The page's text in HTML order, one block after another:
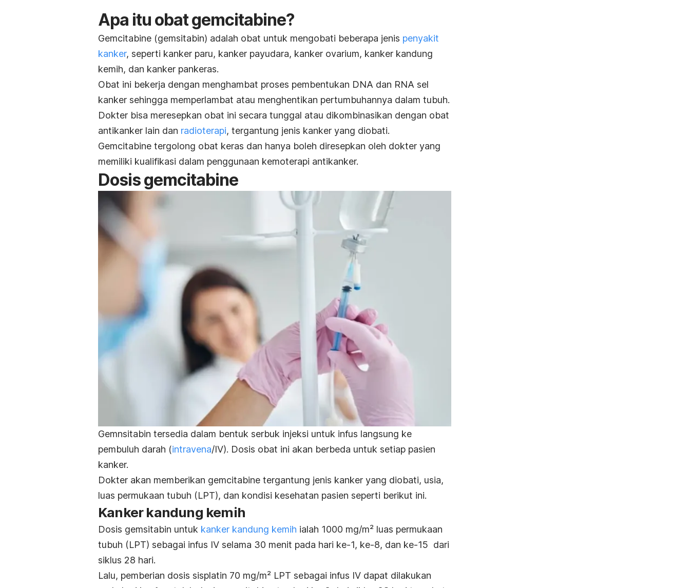
Apa itu obatgemcitabine?
Gemcitabine (gemsitabin) adalah obat untuk mengobati beberapa jenis penyakit
kanker, seperti kanker paru, kanker payudara, kanker ovarium, kanker kandung
kemih, dan kanker pankeras.
Obat ini bekerja dengan menghambat proses pembentukan DNA dan RNA sel
kanker sehingga memperlambat atau menghentikan pertumbuhannya dalam tubuh.
Dokter bisa meresepkan obat ini secara tunggal atau dikombinasikan dengan obat
antikanker lain dan radioterapi, tergantung jenis kanker yang diobati.
Gemcitabine tergolong obat keras dan hanya boleh diresepkan oleh dokter yang
memiliki kualifikasi dalam penggunaan kemoterapi antikanker.
Dosisgemcitabine
Gemnsitabin tersedia dalam bentuk serbuk injeksi untuk infus langsung ke
pembuluh darah (intravena/IV). Dosis obat ini akan berbeda untuk setiap pasien
kanker.
Dokter akan memberikan gemcitabine tergantung jenis kanker yang diobati, usia,
luas permukaan tubuh (LPT), dan kondisi kesehatan pasien seperti berikut ini.
Kanker kandung kemih
Dosis gemsitabin untuk kanker kandung kemih ialah 1000 mg/m² luas permukaan
tubuh (LPT) sebagai infus IV selama 30 menit pada hari ke-1, ke-8, dan ke-15 dari
siklus 28 hari.
Lalu, pemberian dosis sisplatin 70 mg/m² LPT sebagai infus IV dapat dilakukan